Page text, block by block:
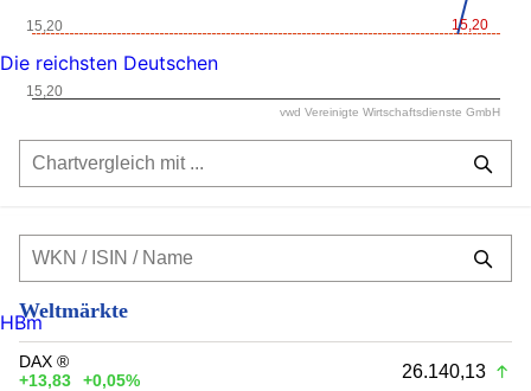
15,20
15,20
15,20
vwd Vereinigte Wirtschaftsdienste GmbH
Weltmärkte
DAX ®
+13,83
+0,05% 26.140,13
Die reichsten Deutschen
HBm